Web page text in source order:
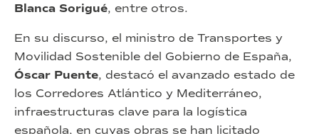
Blanca Sorigué, entre otros.
En su discurso, el ministro de Transportes y
Movilidad Sostenible del Gobierno de España,
Óscar Puente, destacó el avanzado estado de
los Corredores Atlántico y Mediterráneo,
infraestructuras clave para la logística
española, en cuyas obras se han licitado